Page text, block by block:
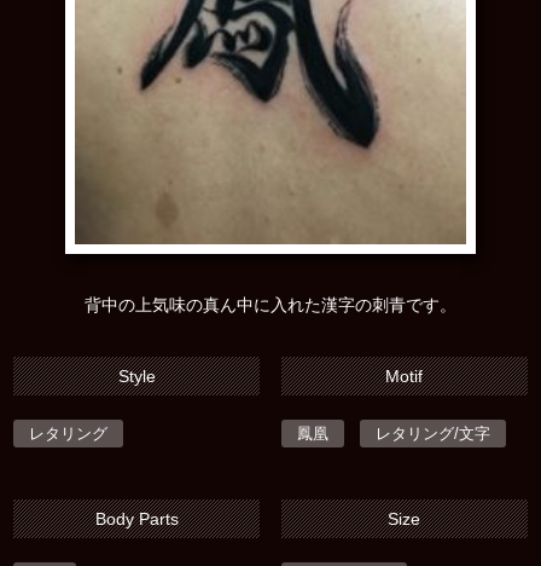
背中の上気味の真ん中に入れた漢字の刺青です。
Style
レタリング
Motif
鳳凰 レタリング/文字
Body Parts Size